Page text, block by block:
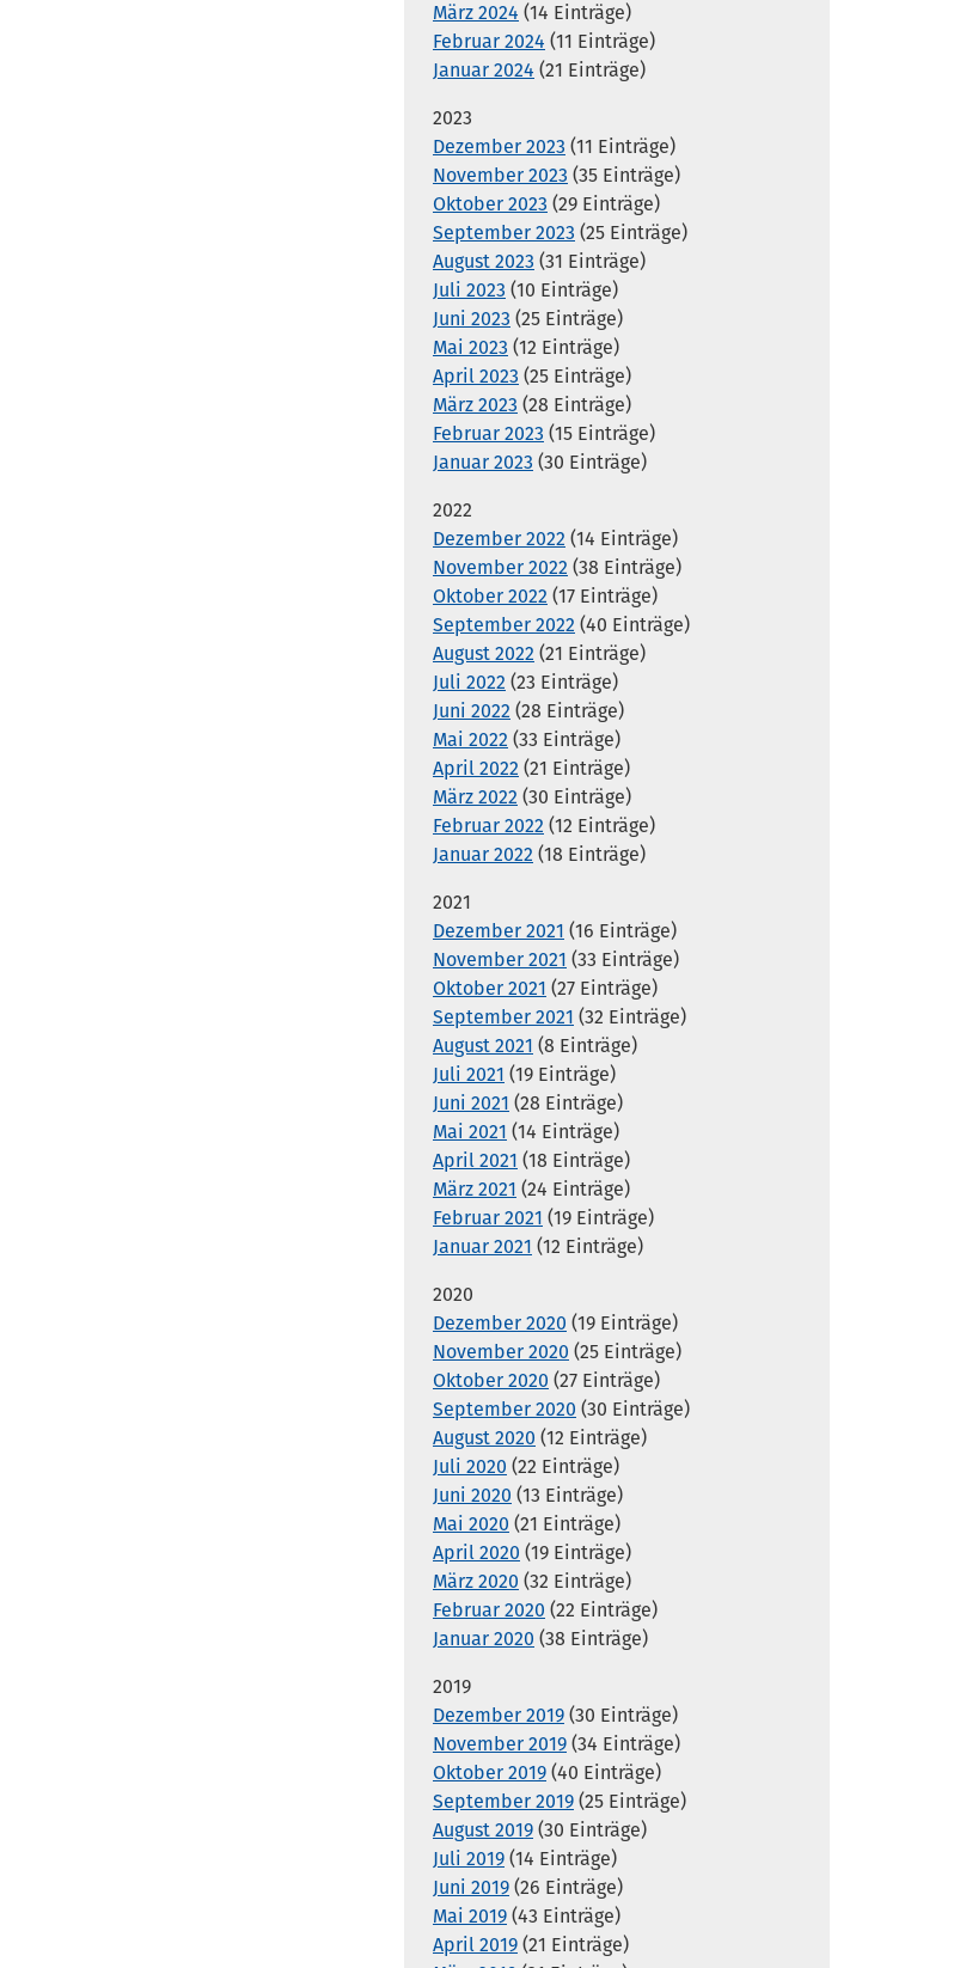
März 2024 (14 Einträge)
Februar 2024 (11 Einträge)
Januar 2024 (21 Einträge)
2023
Dezember 2023 (11 Einträge)
November 2023 (35 Einträge)
Oktober 2023 (29 Einträge)
September 2023 (25 Einträge)
August 2023 (31 Einträge)
Juli 2023 (10 Einträge)
Juni 2023 (25 Einträge)
Mai 2023 (12 Einträge)
April 2023 (25 Einträge)
März 2023 (28 Einträge)
Februar 2023 (15 Einträge)
Januar 2023 (30 Einträge)
2022
Dezember 2022 (14 Einträge)
November 2022 (38 Einträge)
Oktober 2022 (17 Einträge)
September 2022 (40 Einträge)
August 2022 (21 Einträge)
Juli 2022 (23 Einträge)
Juni 2022 (28 Einträge)
Mai 2022 (33 Einträge)
April 2022 (21 Einträge)
März 2022 (30 Einträge)
Februar 2022 (12 Einträge)
Januar 2022 (18 Einträge)
2021
Dezember 2021 (16 Einträge)
November 2021 (33 Einträge)
Oktober 2021 (27 Einträge)
September 2021 (32 Einträge)
August 2021 (8 Einträge)
Juli 2021 (19 Einträge)
Juni 2021 (28 Einträge)
Mai 2021 (14 Einträge)
April 2021 (18 Einträge)
März 2021 (24 Einträge)
Februar 2021 (19 Einträge)
Januar 2021 (12 Einträge)
2020
Dezember 2020 (19 Einträge)
November 2020 (25 Einträge)
Oktober 2020 (27 Einträge)
September 2020 (30 Einträge)
August 2020 (12 Einträge)
Juli 2020 (22 Einträge)
Juni 2020 (13 Einträge)
Mai 2020 (21 Einträge)
April 2020 (19 Einträge)
März 2020 (32 Einträge)
Februar 2020 (22 Einträge)
Januar 2020 (38 Einträge)
2019
Dezember 2019 (30 Einträge)
November 2019 (34 Einträge)
Oktober 2019 (40 Einträge)
September 2019 (25 Einträge)
August 2019 (30 Einträge)
Juli 2019 (14 Einträge)
Juni 2019 (26 Einträge)
Mai 2019 (43 Einträge)
April 2019 (21 Einträge)